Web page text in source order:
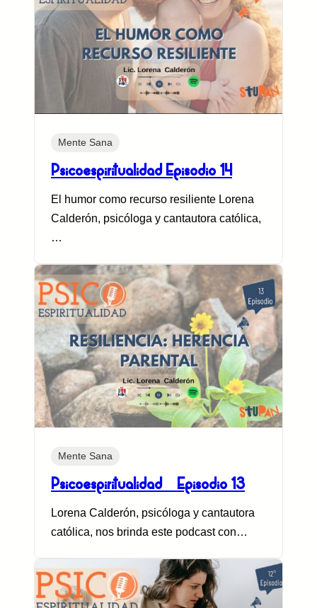
Mente Sana
Psicoespiritualidad Episodio 14
El humor como recurso resiliente Lorena
Calderón, psicóloga y cantautora católica,
…
Mente Sana
Psicoespiritualidad – Episodio 13
Lorena Calderón, psicóloga y cantautora
católica, nos brinda este podcast con…